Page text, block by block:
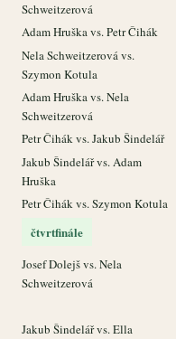
Schweitzerová
Adam Hruška vs. Petr Čihák
Nela Schweitzerová vs.
Szymon Kotula
Adam Hruška vs. Nela
Schweitzerová
Petr Čihák vs. Jakub Šindelář
Jakub Šindelář vs. Adam
Hruška
Petr Čihák vs. Szymon Kotula
čtvrtfinále
Josef Dolejš vs. Nela
Schweitzerová
Jakub Šindelář vs. Ella